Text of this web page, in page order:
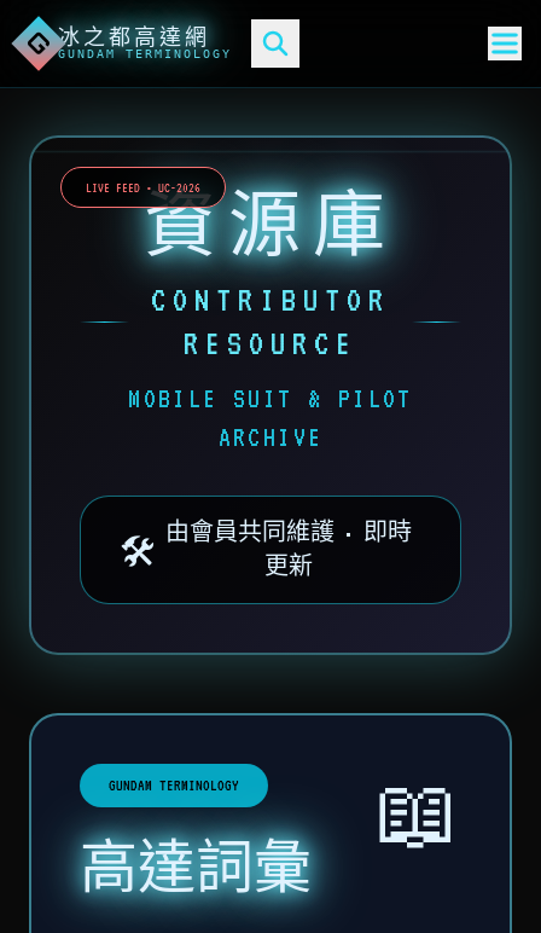
G冰之都高達網
GUNDAM TERMINOLOGY
LIVE FEED • UC-2026資源庫
CONTRIBUTOR
RESOURCE
MOBILE SUIT & PILOT
ARCHIVE
🛠️
由會員共同維護 • 即時
更新
GUNDAM TERMINOLOGY
高達詞彙
📖